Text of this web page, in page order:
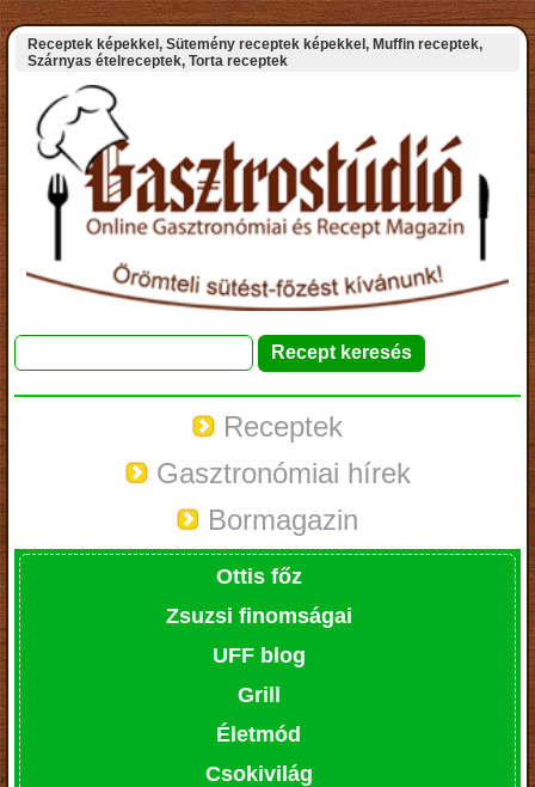
Receptek képekkel, Sütemény receptek képekkel, Muffin receptek,
Szárnyas ételreceptek, Torta receptek
Receptek
Gasztronómiai hírek
Bormagazin
Ottis főz
Zsuzsi finomságai
UFF blog
Grill
Életmód
Csokivilág